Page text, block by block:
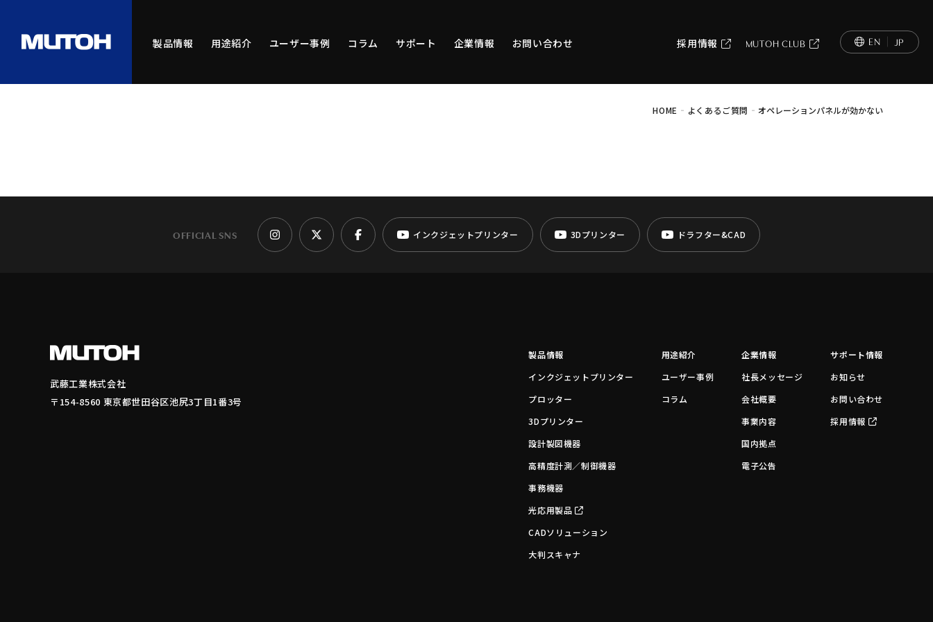
製品情報 用途紹介 ユーザー事例 コラム サポート 企業情報 お問い合わせ 採用情報 MUTOH CLUB EN JP
HOME - よくあるご質問 - オペレーションパネルが効かない
OFFICIAL SNS インクジェットプリンター 3Dプリンター ドラフター&CAD
武藤工業株式会社
〒154-8560 東京都世田谷区池尻3丁目1番3号
製品情報
インクジェットプリンター
プロッター
3Dプリンター
設計製図機器
高精度計測／制御機器
事務機器
光応用製品
CADソリューション
大判スキャナ
用途紹介
ユーザー事例
コラム
企業情報
社長メッセージ
会社概要
事業内容
国内拠点
電子公告
サポート情報
お知らせ
お問い合わせ
採用情報